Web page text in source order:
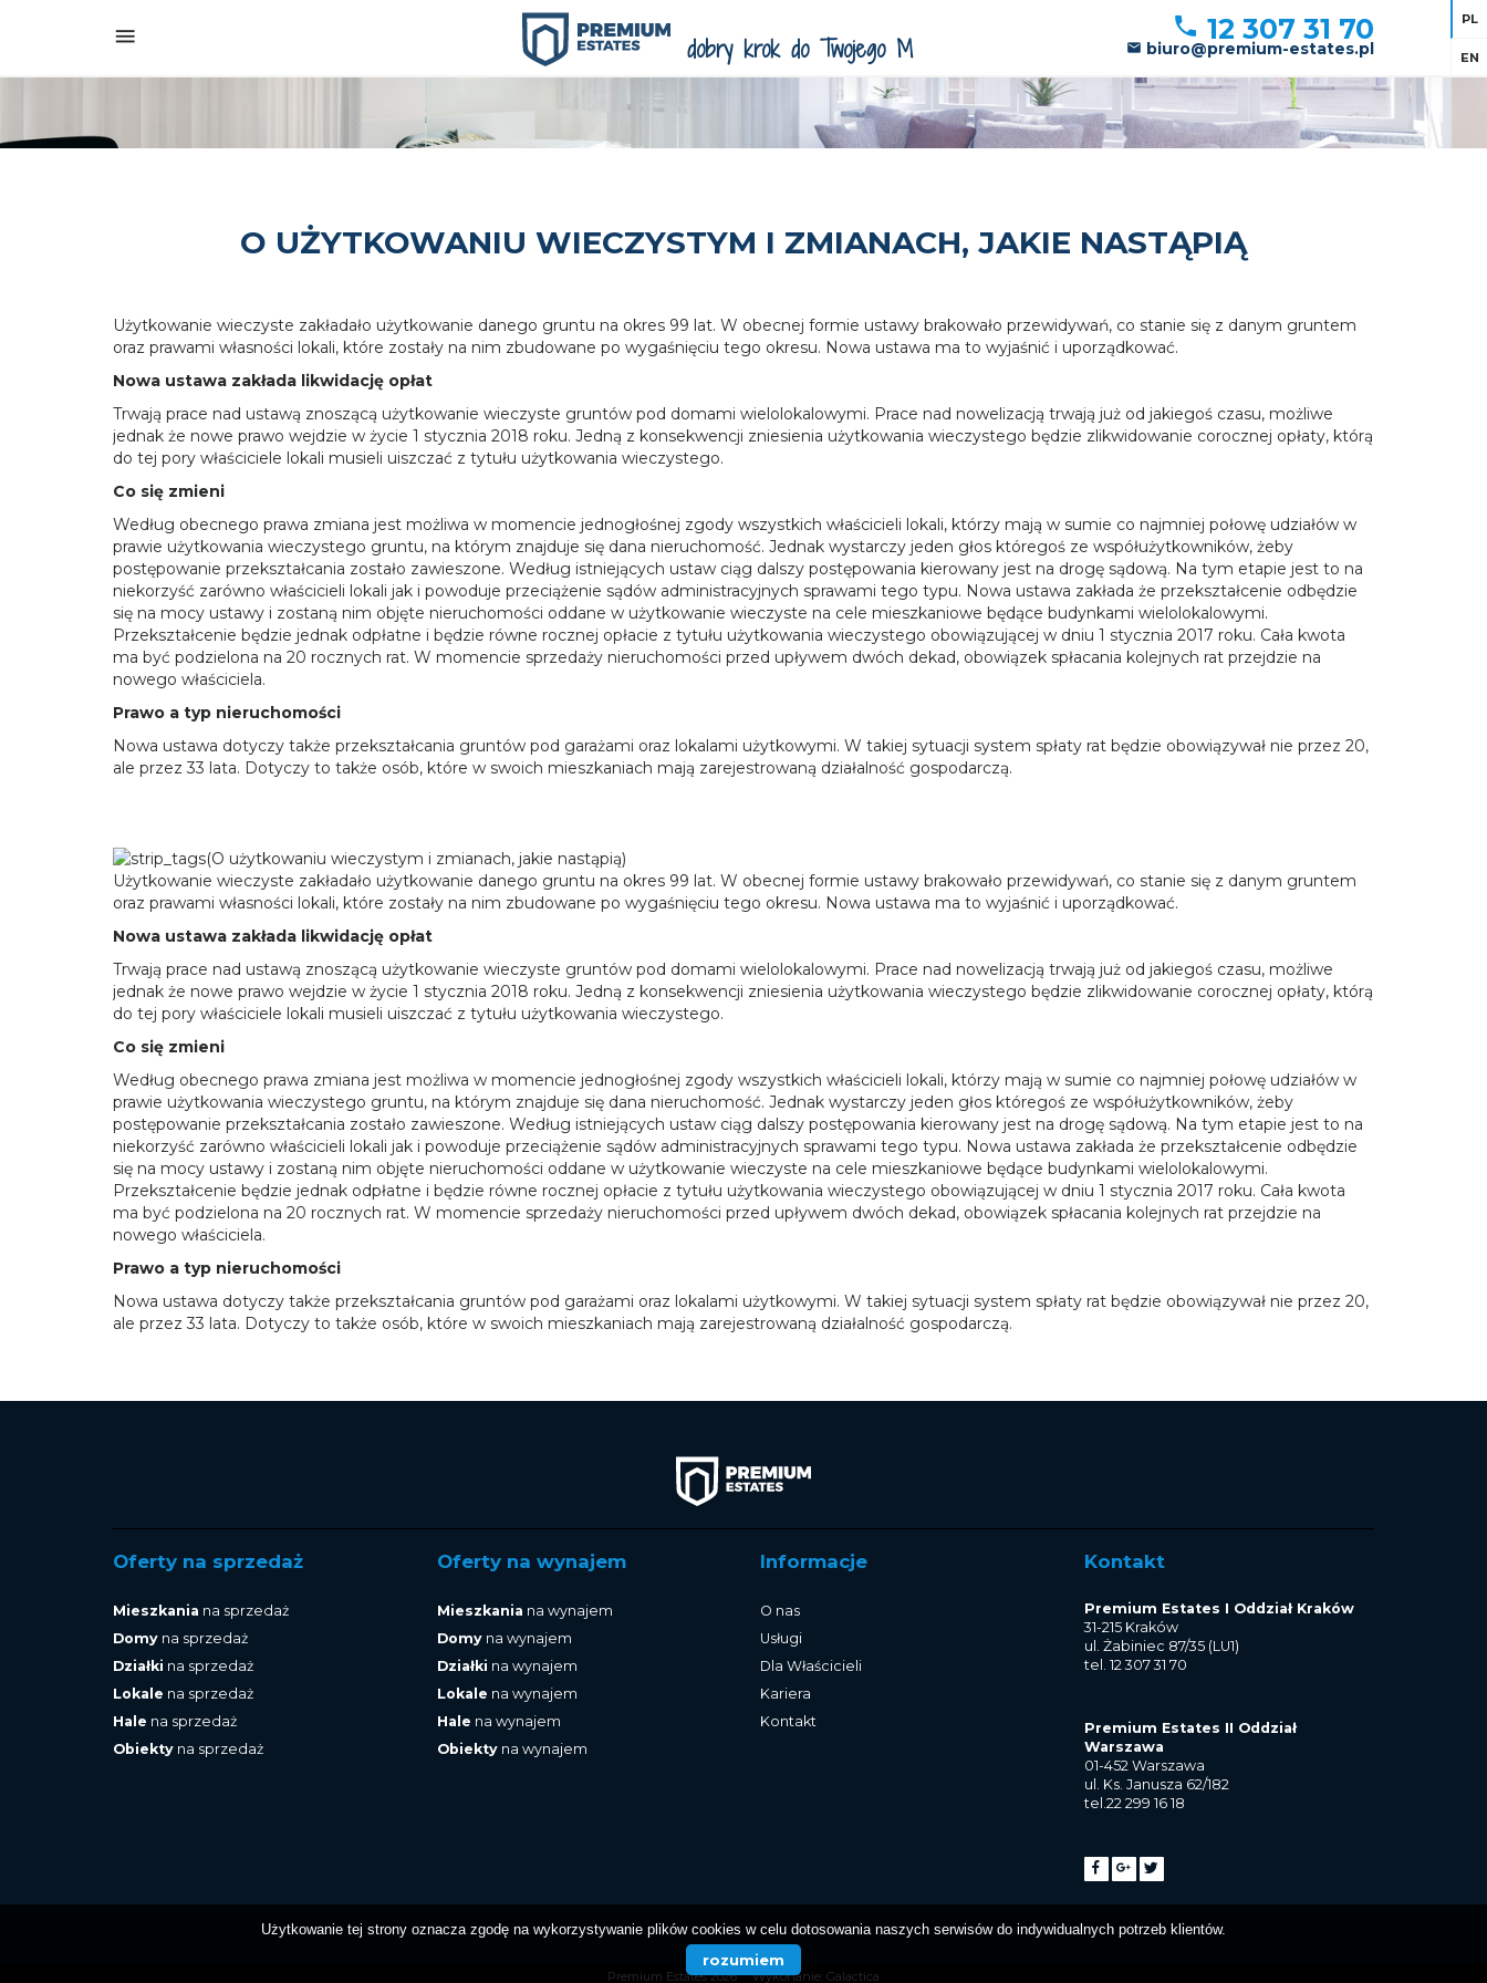
12 307 31 70
biuro@premium-estates.pl
PL
EN
O UŻYTKOWANIU WIECZYSTYM I ZMIANACH, JAKIE NASTĄPIĄ
Użytkowanie wieczyste zakładało użytkowanie danego gruntu na okres 99 lat. W obecnej formie ustawy brakowało przewidywań, co stanie się z danym gruntem
oraz prawami własności lokali, które zostały na nim zbudowane po wygaśnięciu tego okresu. Nowa ustawa ma to wyjaśnić i uporządkować.
Nowa ustawa zakłada likwidację opłat
Trwają prace nad ustawą znoszącą użytkowanie wieczyste gruntów pod domami wielolokalowymi. Prace nad nowelizacją trwają już od jakiegoś czasu, możliwe
jednak że nowe prawo wejdzie w życie 1 stycznia 2018 roku. Jedną z konsekwencji zniesienia użytkowania wieczystego będzie zlikwidowanie corocznej opłaty, którą
do tej pory właściciele lokali musieli uiszczać z tytułu użytkowania wieczystego.
Co się zmieni
Według obecnego prawa zmiana jest możliwa w momencie jednogłośnej zgody wszystkich właścicieli lokali, którzy mają w sumie co najmniej połowę udziałów w
prawie użytkowania wieczystego gruntu, na którym znajduje się dana nieruchomość. Jednak wystarczy jeden głos któregoś ze współużytkowników, żeby
postępowanie przekształcania zostało zawieszone. Według istniejących ustaw ciąg dalszy postępowania kierowany jest na drogę sądową. Na tym etapie jest to na
niekorzyść zarówno właścicieli lokali jak i powoduje przeciążenie sądów administracyjnych sprawami tego typu. Nowa ustawa zakłada że przekształcenie odbędzie
się na mocy ustawy i zostaną nim objęte nieruchomości oddane w użytkowanie wieczyste na cele mieszkaniowe będące budynkami wielolokalowymi.
Przekształcenie będzie jednak odpłatne i będzie równe rocznej opłacie z tytułu użytkowania wieczystego obowiązującej w dniu 1 stycznia 2017 roku. Cała kwota
ma być podzielona na 20 rocznych rat. W momencie sprzedaży nieruchomości przed upływem dwóch dekad, obowiązek spłacania kolejnych rat przejdzie na
nowego właściciela.
Prawo a typ nieruchomości
Nowa ustawa dotyczy także przekształcania gruntów pod garażami oraz lokalami użytkowymi. W takiej sytuacji system spłaty rat będzie obowiązywał nie przez 20,
ale przez 33 lata. Dotyczy to także osób, które w swoich mieszkaniach mają zarejestrowaną działalność gospodarczą.
Użytkowanie wieczyste zakładało użytkowanie danego gruntu na okres 99 lat. W obecnej formie ustawy brakowało przewidywań, co stanie się z danym gruntem
oraz prawami własności lokali, które zostały na nim zbudowane po wygaśnięciu tego okresu. Nowa ustawa ma to wyjaśnić i uporządkować.
Nowa ustawa zakłada likwidację opłat
Trwają prace nad ustawą znoszącą użytkowanie wieczyste gruntów pod domami wielolokalowymi. Prace nad nowelizacją trwają już od jakiegoś czasu, możliwe
jednak że nowe prawo wejdzie w życie 1 stycznia 2018 roku. Jedną z konsekwencji zniesienia użytkowania wieczystego będzie zlikwidowanie corocznej opłaty, którą
do tej pory właściciele lokali musieli uiszczać z tytułu użytkowania wieczystego.
Co się zmieni
Według obecnego prawa zmiana jest możliwa w momencie jednogłośnej zgody wszystkich właścicieli lokali, którzy mają w sumie co najmniej połowę udziałów w
prawie użytkowania wieczystego gruntu, na którym znajduje się dana nieruchomość. Jednak wystarczy jeden głos któregoś ze współużytkowników, żeby
postępowanie przekształcania zostało zawieszone. Według istniejących ustaw ciąg dalszy postępowania kierowany jest na drogę sądową. Na tym etapie jest to na
niekorzyść zarówno właścicieli lokali jak i powoduje przeciążenie sądów administracyjnych sprawami tego typu. Nowa ustawa zakłada że przekształcenie odbędzie
się na mocy ustawy i zostaną nim objęte nieruchomości oddane w użytkowanie wieczyste na cele mieszkaniowe będące budynkami wielolokalowymi.
Przekształcenie będzie jednak odpłatne i będzie równe rocznej opłacie z tytułu użytkowania wieczystego obowiązującej w dniu 1 stycznia 2017 roku. Cała kwota
ma być podzielona na 20 rocznych rat. W momencie sprzedaży nieruchomości przed upływem dwóch dekad, obowiązek spłacania kolejnych rat przejdzie na
nowego właściciela.
Prawo a typ nieruchomości
Nowa ustawa dotyczy także przekształcania gruntów pod garażami oraz lokalami użytkowymi. W takiej sytuacji system spłaty rat będzie obowiązywał nie przez 20,
ale przez 33 lata. Dotyczy to także osób, które w swoich mieszkaniach mają zarejestrowaną działalność gospodarczą.
Oferty na sprzedaż
Mieszkania na sprzedaż
Domy na sprzedaż
Działki na sprzedaż
Lokale na sprzedaż
Hale na sprzedaż
Obiekty na sprzedaż
Oferty na wynajem
Mieszkania na wynajem
Domyna wynajem
Działki na wynajem
Lokale na wynajem
Hale na wynajem
Obiektyna wynajem
Informacje
O nas
Usługi
Dla Właścicieli
Kariera
Kontakt
Kontakt
Premium Estates I Oddział Kraków
31-215 Kraków
ul. Żabiniec 87/35 (LU1)
tel. 12 307 31 70
Premium Estates II Oddział
Warszawa
01-452 Warszawa
ul. Ks. Janusza 62/182
tel.22 299 16 18
Premium Estates 2026 Wykonanie: Galactica
Użytkowanie tej strony oznacza zgodę na wykorzystywanie plików cookies w celu dotosowania naszych serwisów do indywidualnych potrzeb klientów.
rozumiem